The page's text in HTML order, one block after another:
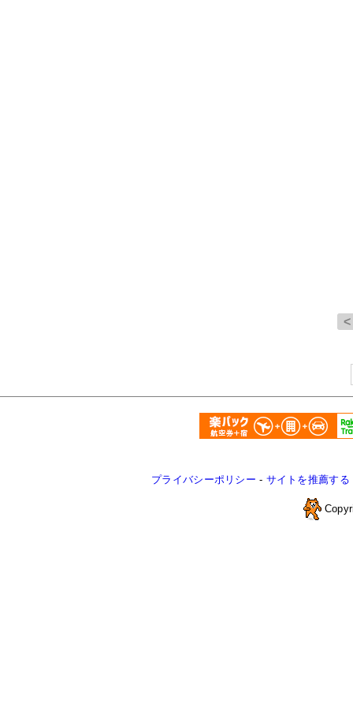
プライバシーポリシー - サイトを推薦する